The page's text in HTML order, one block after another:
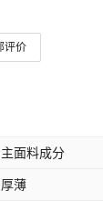
评价
主面料成分
厚薄